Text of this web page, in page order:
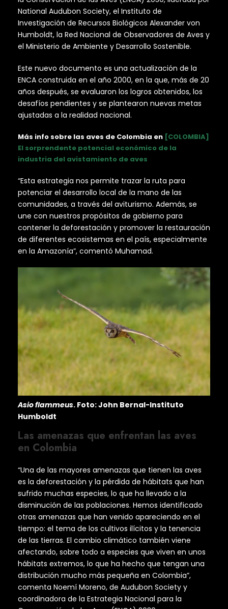
National Audubon Society, el Instituto de
Investigación de Recursos Biológicos Alexander von
Humboldt, la Red Nacional de Observadores de Aves y
el Ministerio de Ambiente y Desarrollo Sostenible.
Este nuevo documento es una actualización de la
ENCA construida en el año 2000, en la que, más de 20
años después, se evaluaron los logros obtenidos, los
desafíos pendientes y se plantearon nuevas metas
ajustadas a la realidad nacional.
Más info sobre las aves de Colombia en [COLOMBIA]
El sorprendente potencial económico de la
industria del avistamiento de aves
“Esta estrategia nos permite trazar la ruta para
potenciar el desarrollo local de la mano de las
comunidades, a través del aviturismo. Además, se
une con nuestros propósitos de gobierno para
contener la deforestación y promover la restauración
de diferentes ecosistemas en el país, especialmente
en la Amazonía”, comentó Muhamad.
Asio flammeus. Foto: John Bernal-Instituto
Humboldt
Las amenazas que enfrentan las aves
en Colombia
“Una de las mayores amenazas que tienen las aves
es la deforestación y la pérdida de hábitats que han
sufrido muchas especies, lo que ha llevado a la
disminución de las poblaciones. Hemos identificado
otras amenazas que han venido apareciendo en el
tiempo: el tema de los cultivos ilícitos y la tenencia
de las tierras. El cambio climático también viene
afectando, sobre todo a especies que viven en unos
hábitats extremos, lo que ha hecho que tengan una
distribución mucho más pequeña en Colombia”,
comenta Noemí Moreno, de Audubon Society y
coordinadora de la Estrategia Nacional para la